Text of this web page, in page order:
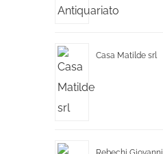
Casa Matilde srl